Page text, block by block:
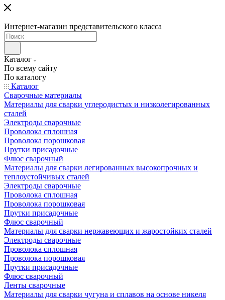
Интернет-магазин представительского класса
Каталог
По всему сайту
По каталогу
Каталог
Сварочные материалы
Материалы для сварки углеродистых и низколегированных
сталей
Электроды сварочные
Проволока сплошная
Проволока порошковая
Прутки присадочные
Флюс сварочный
Материалы для сварки легированных высокопрочных и
теплоустойчивых сталей
Электроды сварочные
Проволока сплошная
Проволока порошковая
Прутки присадочные
Флюс сварочный
Материалы для сварки нержавеющих и жаростойких сталей
Электроды сварочные
Проволока сплошная
Проволока порошковая
Прутки присадочные
Флюс сварочный
Ленты сварочные
Материалы для сварки чугуна и сплавов на основе никеля